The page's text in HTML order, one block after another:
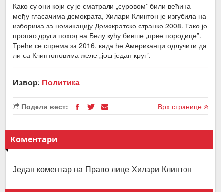
Како су они који су је сматрали „суровом” били већина
међу гласачима демократа, Хилари Клинтон је изгубила на
изборима за номинацију Демократске странке 2008. Тако је
пропао други поход на Белу кућу бивше „прве породице”.
Трећи се спрема за 2016. када ће Американци одлучити да
ли са Клинтоновима желе „још један круг”.
Извор: Политика
Подели вест: Врх странице
Коментари
Један коментар на Право лице Хилари Клинтон